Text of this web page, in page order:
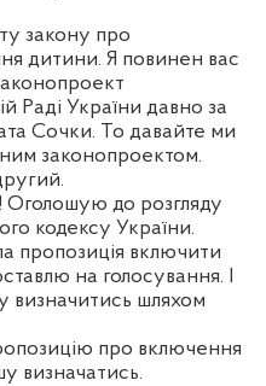
закону про
дитини. Я повинен вас
Раді України давно за
Сочки. То давайте ми
законопроектом.
Оголошую до розгляду
кодексу України.
пропозиція включити
на голосування. І
визначитись шляхом
про включення
визначатись.